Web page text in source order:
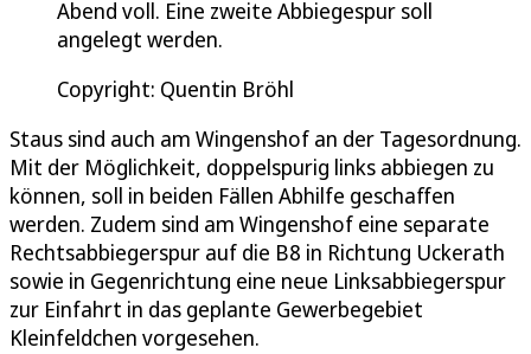
Abend voll. Eine zweite Abbiegespur soll
angelegt werden.
Copyright: Quentin Bröhl
Staus sind auch am Wingenshof an der Tagesordnung.
Mit der Möglichkeit, doppelspurig links abbiegen zu
können, soll in beiden Fällen Abhilfe geschaffen
werden. Zudem sind am Wingenshof eine separate
Rechtsabbiegerspur auf die B8 in Richtung Uckerath
sowie in Gegenrichtung eine neue Linksabbiegerspur
zur Einfahrt in das geplante Gewerbegebiet
Kleinfeldchen vorgesehen.